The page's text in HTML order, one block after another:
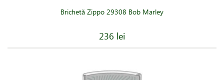
Brichetă Zippo 29308 Bob Marley
236 lei